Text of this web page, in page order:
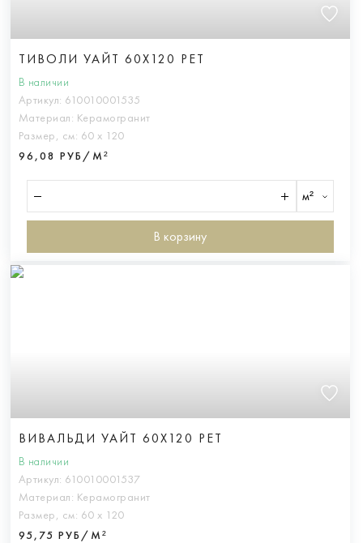
ТИВОЛИ УАЙТ 60X120 РЕТ
В наличии
Артикул: 610010001535
Материал: Керамогранит
Размер, см: 60 х 120
96,08 РУБ/М²
м²
В корзину
ВИВАЛЬДИ УАЙТ 60X120 РЕТ
В наличии
Артикул: 610010001537
Материал: Керамогранит
Размер, см: 60 х 120
95,75 РУБ/М²